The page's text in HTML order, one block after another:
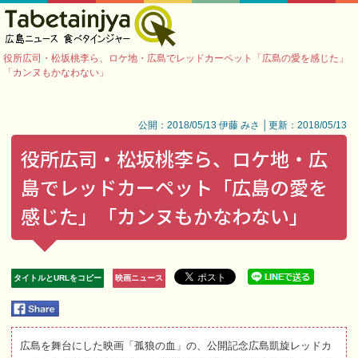
役所広司・松坂桃李ら、ロケ地・広島でレッドカーペット「広島の愛を感じた」
「カンヌもかなわない」
公開：2018/05/13 伊藤 みさ │更新：2018/05/13
役所広司・松坂桃李ら、ロケ地・広
島でレッドカーペット「広島の愛を
感じた」「カンヌもかなわない」
タイトルとURLをコピー 映画ニュース
広島を舞台にした映画「孤狼の血」の、公開記念広島凱旋レッドカ